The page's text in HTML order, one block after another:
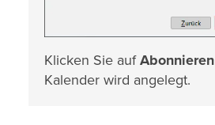
Klicken Sie aufAbonnieren
Kalender wird angelegt.